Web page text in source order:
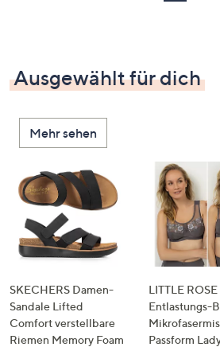
Ausgewählt für dich
Mehr sehen
SKECHERS Damen-
Sandale Lifted
Comfort verstellbare
Riemen Memory Foam
LITTLE ROSE
Entlastungs-
Passform